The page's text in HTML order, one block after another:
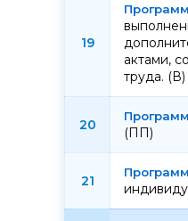
19
актами,
труда. (В)
20
(ПП)
21